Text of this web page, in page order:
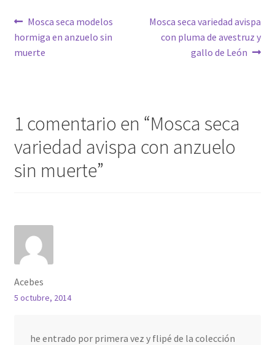
Navegación
de
Anterior:
Mosca seca modelos
hormiga en anzuelo sin
muerte
Siguiente:
Mosca seca variedad avispa
con pluma de avestruz y
gallo de León
1 comentario en “Mosca seca
variedad avispa con anzuelo
sin muerte”
Acebes
5 octubre, 2014
he entrado por primera vez y flipé de la colección